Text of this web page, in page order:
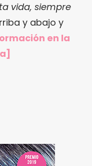
vida, siempre
y abajo y
en la
]